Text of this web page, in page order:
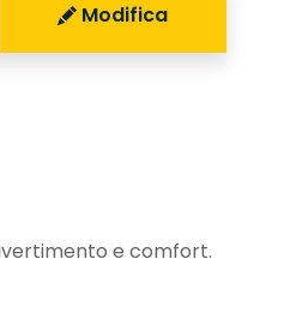
Modifica
e comfort.